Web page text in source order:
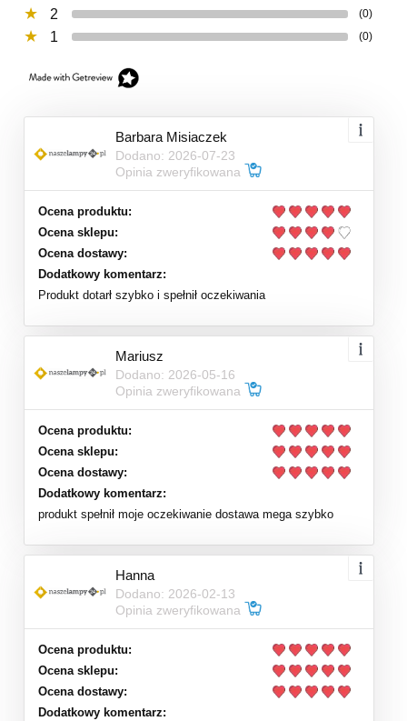
2 (0)
1 (0)
Barbara Misiaczek
Dodano: 2026-07-23
Opinia zweryfikowana
Ocena produktu:
Ocena sklepu:
Ocena dostawy:
Dodatkowy komentarz:
Produkt dotarł szybko i spełnił oczekiwania
Mariusz
Dodano: 2026-05-16
Opinia zweryfikowana
Ocena produktu:
Ocena sklepu:
Ocena dostawy:
Dodatkowy komentarz:
produkt spełnił moje oczekiwanie dostawa mega szybko
Hanna
Dodano: 2026-02-13
Opinia zweryfikowana
Ocena produktu:
Ocena sklepu:
Ocena dostawy:
Dodatkowy komentarz: